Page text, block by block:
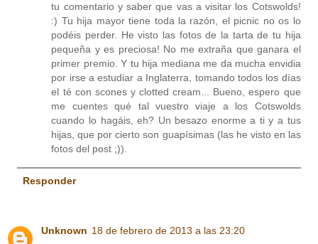
tu comentario y saber que vas a visitar los Cotswolds!
:) Tu hija mayor tiene toda la razón, el picnic no os lo
podéis perder. He visto las fotos de la tarta de tu hija
pequeña y es preciosa! No me extraña que ganara el
primer premio. Y tu hija mediana me da mucha envidia
por irse a estudiar a Inglaterra, tomando todos los días
el té con scones y clotted cream... Bueno, espero que
me cuentes qué tal vuestro viaje a los Cotswolds
cuando lo hagáis, eh? Un besazo enorme a ti y a tus
hijas, que por cierto son guapísimas (las he visto en las
fotos del post ;)).
Responder
Unknown 18 de febrero de 2013 a las 23:20